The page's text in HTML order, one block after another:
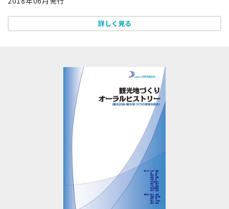
詳しく見る